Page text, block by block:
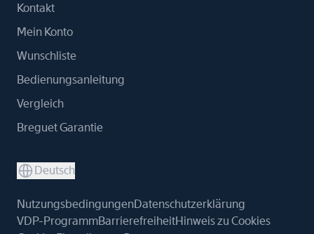
Kontakt
Mein Konto
Wunschliste
Bedienungsanleitung
Vergleich
Breguet Garantie
Deutsch
NutzungsbedingungenDatenschutzerklärung
VDP-ProgrammBarrierefreiheitHinweis zu Cookies